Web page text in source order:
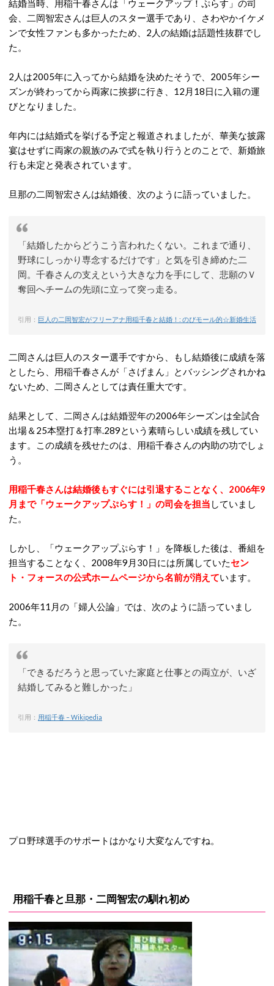
結婚当時、用稲千春さんは「ウェークアップ！ぷらす」の司
会、二岡智宏さんは巨人のスター選手であり、さわやかイケメ
ンで女性ファンも多かったため、2人の結婚は話題性抜群でし
た。
2人は2005年に入ってから結婚を決めたそうで、2005年シー
ズンが終わってから両家に挨拶に行き、12月18日に入籍の運
びとなりました。
年内には結婚式を挙げる予定と報道されましたが、華美な披露
宴はせずに両家の親族のみで式を執り行うとのことで、新婚旅
行も未定と発表されています。
旦那の二岡智宏さんは結婚後、次のように語っていました。
「結婚したからどうこう言われたくない。これまで通り、
野球にしっかり専念するだけです」と気を引き締めた二
岡。千春さんの支えという大きな力を手にして、悲願のＶ
奪回へチームの先頭に立って突っ走る。
引用： 巨人の二岡智宏がフリーアナ用稲千春と結婚！: のびモール的☆新婚生活
二岡さんは巨人のスター選手ですから、もし結婚後に成績を落
としたら、用稲千春さんが「さげまん」とバッシングされかね
ないため、二岡さんとしては責任重大です。
結果として、二岡さんは結婚翌年の2006年シーズンは全試合
出場＆25本塁打＆打率.289という素晴らしい成績を残してい
ます。この成績を残せたのは、用稲千春さんの内助の功でしょ
う。
用稲千春さんは結婚後もすぐには引退することなく、2006年9
月まで「ウェークアップぷらす！」の司会を担当 していまし
た。
しかし、「ウェークアップぷらす！」を降板した後は、番組を
担当することなく、2008年9月30日には所属していたセン
ト・フォースの公式ホームページから名前が消えています。
2006年11月の「婦人公論」では、次のように語っていまし
た。
「できるだろうと思っていた家庭と仕事との両立が、いざ
結婚してみると難しかった」
引用： 用稲千春 – Wikipedia
プロ野球選手のサポートはかなり大変なんですね。
用稲千春と旦那・二岡智宏の馴れ初め